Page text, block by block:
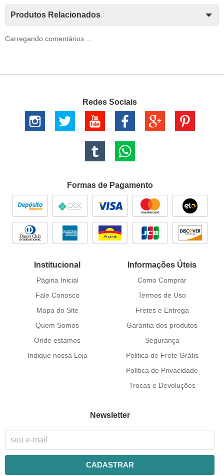
Produtos Relacionados
Carregando comentários ...
Redes Sociais
Formas de Pagamento
Institucional
Página Inicial
Fale Conosco
Mapa do Site
Quem Somos
Onde estamos
Indique nossa Loja
Informações Úteis
Como Comprar
Termos de Uso
Fretes e Entrega
Garantia dos produtos
Segurança
Politica de Frete Grátis
Política de Privacidade
Trocas e Devoluções
Newsletter
CADASTRAR